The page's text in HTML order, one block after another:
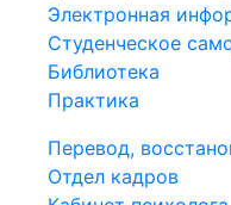
Электронная
Студенческое
Библиотека
Практика
Перевод,
Отдел кадров